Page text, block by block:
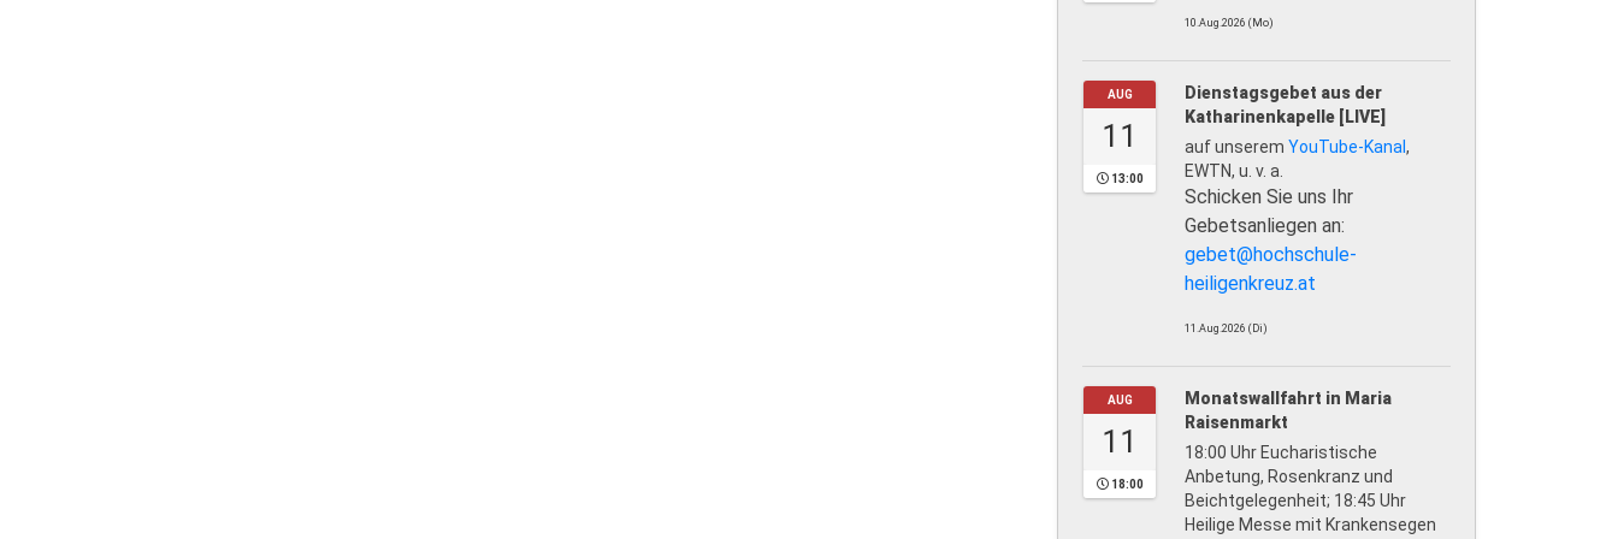
10.Aug.2026 (Mo)
AUG
11
13:00
Dienstagsgebet aus der
Katharinenkapelle [LIVE]
auf unserem YouTube-Kanal ,
EWTN, u. v. a.
Schicken Sie uns Ihr
Gebetsanliegen an:
gebet@hochschule-
heiligenkreuz.at
11.Aug.2026 (Di)
AUG
11
18:00
Monatswallfahrt in Maria
Raisenmarkt
18:00 Uhr Eucharistische
Anbetung, Rosenkranz und
Beichtgelegenheit; 18:45 Uhr
Heilige Messe mit Krankensegen